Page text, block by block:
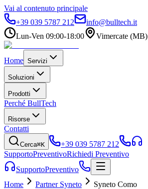
Vai al contenuto principale
+39 039 5787 212
info@bulltech.it
Lun-Ven 09:00-18:00
Vimercate (MB)
Home Servizi
Soluzioni
Prodotti
Perché BullTech
Risorse
Contatti
Cerca⌘K
+39 039 5787 212
SupportoPreventivoRichiedi Preventivo
SupportoPreventivo
Home
Partner Syneto
Syneto Como